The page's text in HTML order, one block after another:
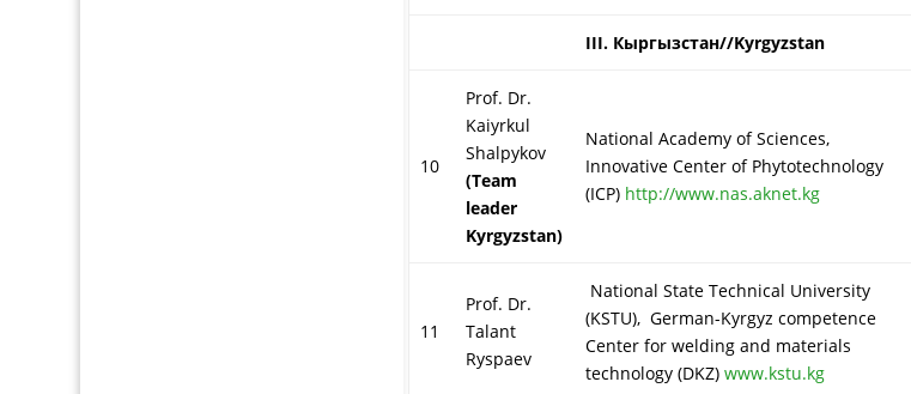
III. Кыргызстан//Kyrgyzstan
10
Prof. Dr.
Kaiyrkul
Shalpykov
(Team
leader
Kyrgyzstan)
National Academy of Sciences,
Innovative Center of Phytotechnology
(ICP) http://www.nas.aknet.kg
11
Prof. Dr.
Talant
Ryspaev
National State Technical University
(KSTU), German-Kyrgyz competence
Center for welding and materials
technology (DKZ) www.kstu.kg